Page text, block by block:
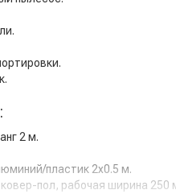
2 м.
пластик 2х0.5 м.
пол, рабочая ширина 250